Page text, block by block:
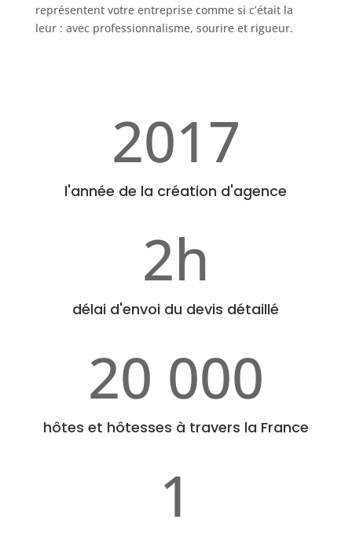
représentent votre entreprise comme si c’était la
leur : avec professionnalisme, sourire et rigueur.
2017
l'année de la création d'agence
2h
délai d'envoi du devis détaillé
20 000
hôtes et hôtesses à travers la France
1